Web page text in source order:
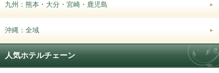
九州：熊本・大分・宮崎・鹿児島
沖縄：全域
人気ホテルチェーン